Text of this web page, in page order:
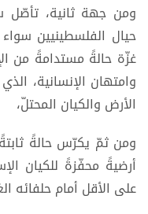
ومن جهة ثانية، تأصّل
حيال الفلسطينيين
غزّة حالةً مستدامةً من
وامتهان الإنسانية،
الأرض والكيان المحتلّ،
ومن ثمّ يكرّس حالةً
أرضيةً محفّزةً للكيان
على الأقل أمام حلفائه